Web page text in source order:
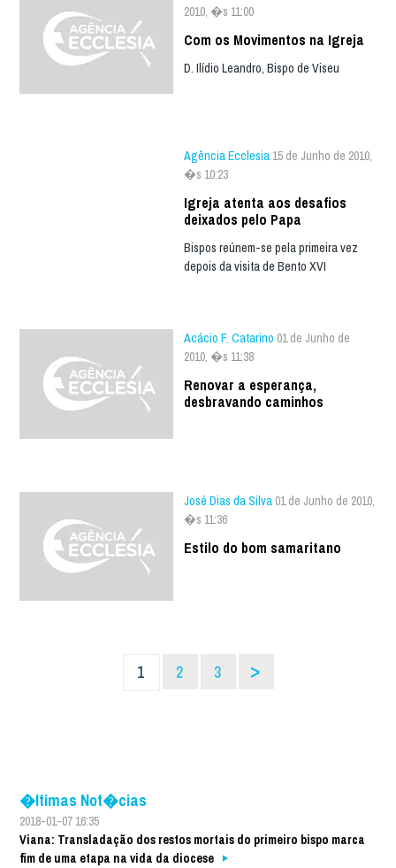
2010, �s 11:00
Com os Movimentos na Igreja
D. Ilídio Leandro, Bispo de Viseu
Agência Ecclesia 15 de Junho de 2010,
�s 10:23
Igreja atenta aos desafios
deixados pelo Papa
Bispos reúnem-se pela primeira vez
depois da visita de Bento XVI
Acácio F. Catarino 01 de Junho de
2010, �s 11:38
Renovar a esperança,
desbravando caminhos
José Dias da Silva 01 de Junho de 2010,
�s 11:36
Estilo do bom samaritano
1 2 3 >
�ltimas Not�cias
2018-01-07 16:35
Viana: Transladação dos restos mortais do primeiro bispo marca
fim de uma etapa na vida da diocese